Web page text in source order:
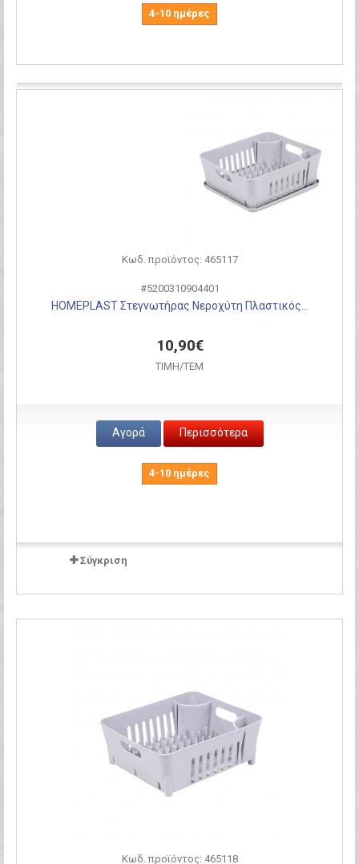
4-10 ημέρες
Κωδ. προϊόντος: 465117
#5200310904401
HOMEPLAST Στεγνωτήρας Νεροχύτη Πλαστικός...
10,90€
ΤΙΜH/ΤΕΜ
Αγορά Περισσότερα
4-10 ημέρες
Σύγκριση
Κωδ. προϊόντος: 465118